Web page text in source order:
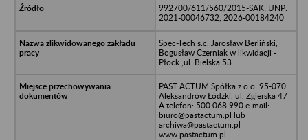
992700/611/560/2015-SAK; UNP:
2021-00046732, 2026-00184240
Spec-Tech s.c. Jarosław Berliński,
Bogusław Czerniak w likwidacji -
Płock ,ul. Bielska 53
PAST ACTUM Spółka z o.o. 95-070
Aleksandrów Łódzki, ul. Zgierska 47
A telefon: 500 068 990 e-mail:
biuro@pastactum.pl lub
archiwa@pastactum.pl
www.pastactum.pl